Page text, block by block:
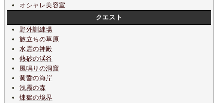
オシャレ美容室
クエスト
野外訓練場
旅立ちの草原
水霊の神殿
熱砂の渓谷
風鳴りの洞窟
黄昏の海岸
浅霧の森
煉獄の境界